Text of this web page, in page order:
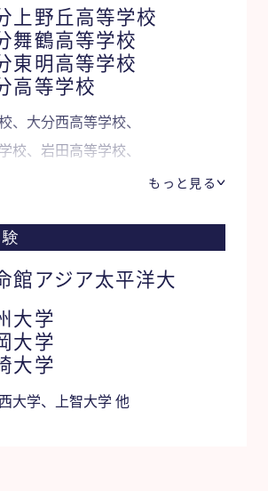
上野丘高等学校
舞鶴高等学校
東明高等学校
高等学校
、大分西高等学校、
校、岩田高等学校、
学校、大分南高等学校 他もっと見る
館アジア太平洋大
大学
大学
大学
大学、上智大学 他